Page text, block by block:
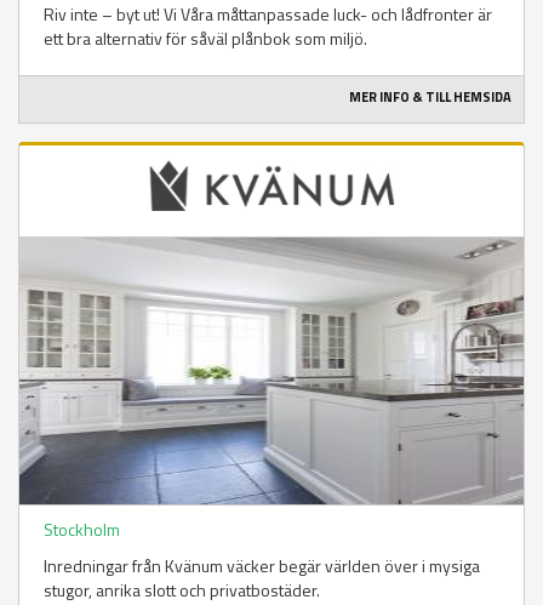
Riv inte – byt ut! Vi Våra måttanpassade luck- och lådfronter är
ett bra alternativ för såväl plånbok som miljö.
MER INFO & TILL HEMSIDA
Stockholm
Inredningar från Kvänum väcker begär världen över i mysiga
stugor, anrika slott och privatbostäder.